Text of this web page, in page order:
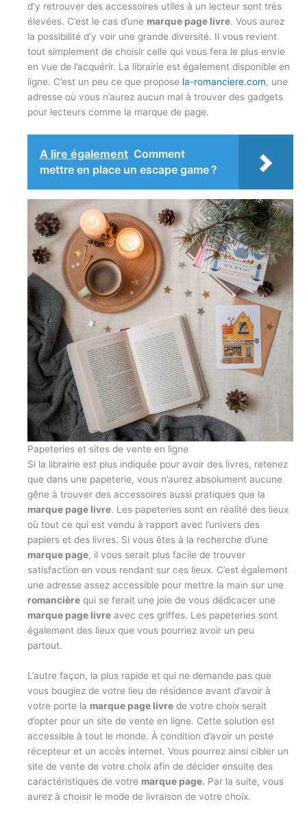
d’y retrouver des accessoires utiles à un lecteur sont très
élevées. C’est le cas d’une marque page livre. Vous aurez
la possibilité d’y voir une grande diversité. Il vous revient
tout simplement de choisir celle qui vous fera le plus envie
en vue de l’acquérir. La librairie est également disponible en
ligne. C’est un peu ce que propose la-romanciere.com, une
adresse où vous n’aurez aucun mal à trouver des gadgets
pour lecteurs comme la marque de page.
A lire également Comment
mettre en place un escape game ?
Papeteries et sites de vente en ligne
Si la librairie est plus indiquée pour avoir des livres, retenez
que dans une papeterie, vous n’aurez absolument aucune
gêne à trouver des accessoires aussi pratiques que la
marque page livre. Les papeteries sont en réalité des lieux
où tout ce qui est vendu à rapport avec l’univers des
papiers et des livres. Si vous êtes à la recherche d’une
marque page, il vous serait plus facile de trouver
satisfaction en vous rendant sur ces lieux. C’est également
une adresse assez accessible pour mettre la main sur une
romancière qui se ferait une joie de vous dédicacer une
marque page livre avec ces griffes. Les papeteries sont
également des lieux que vous pourriez avoir un peu
partout.
L’autre façon, la plus rapide et qui ne demande pas que
vous bougiez de votre lieu de résidence avant d’avoir à
votre porte la marque page livre de votre choix serait
d’opter pour un site de vente en ligne. Cette solution est
accessible à tout le monde. À condition d’avoir un poste
récepteur et un accès internet. Vous pourrez ainsi cibler un
site de vente de votre choix afin de décider ensuite des
caractéristiques de votre marque page. Par la suite, vous
aurez à choisir le mode de livraison de votre choix.